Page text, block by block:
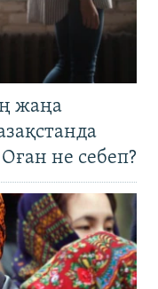
жаңа
не себеп?